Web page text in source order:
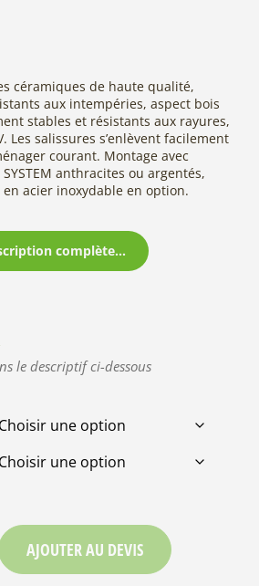
céramiques de haute qualité,
aux intempéries, aspect bois
stables et résistants aux rayures,
Les salissures s’enlèvent facilement
courant. Montage avec
anthracites ou argentés,
en acier inoxydable en option.
complète...
le descriptif ci-dessous
AJOUTER AU DEVIS